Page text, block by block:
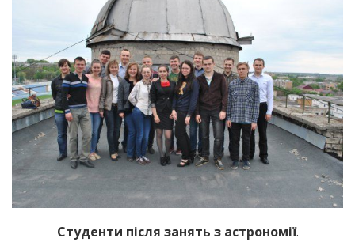
Студенти після занять з астрономії.